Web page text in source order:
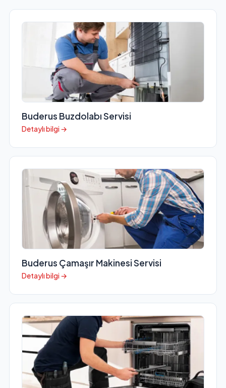
Buderus Buzdolabı Servisi
Detaylı bilgi →
Buderus Çamaşır Makinesi Servisi
Detaylı bilgi →